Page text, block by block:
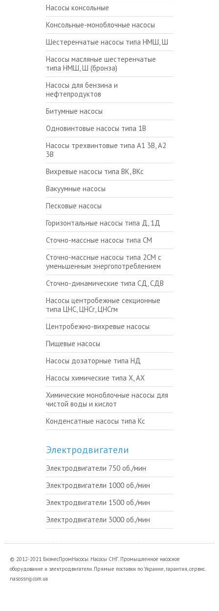
Насосы консольные
Консольные-моноблочные насосы
Шестеренчатые насосы типа НМШ, Ш
Насосы масляные шестеренчатые
типа НМШ, Ш (бронза)
Насосы для бензина и
нефтепродуктов
Битумные насосы
Одновинтовые насосы типа 1В
Насосы трехвинтовые типа А1 3В, А2
3В
Вихревые насосы типа ВК, ВКс
Вакуумные насосы
Песковые насосы
Горизонтальные насосы типа Д, 1Д
Сточно-массные насосы типа СМ
Сточно-массные насосы типа 2СМ с
уменьшенным энергопотреблением
Сточно-динамические типа СД, СДВ
Насосы центробежные секционные
типа ЦНС, ЦНСг, ЦНСгм
Центробежно-вихревые насосы
Пищевые насосы
Насосы дозаторные типа НД
Насосы химические типа Х, АХ
Химические моноблочные насосы для
чистой воды и кислот
Конденсатные насосы типа Кс
Электродвигатели
Электродвигатели 750 об./мин
Электродвигатели 1000 об./мин
Электродвигатели 1500 об./мин
Электродвигатели 3000 об./мин
© 2012-2021 БизнесПромНасосы. Насосы СНГ. Промышленное насосное
оборудование и электродвигатели. Прямые поставки по Украине, гарантия, сервис.
nasossng.com.ua